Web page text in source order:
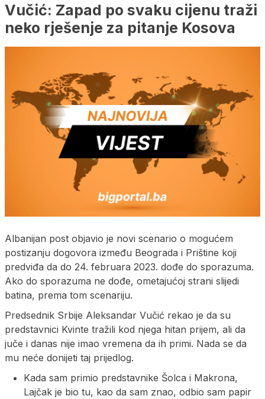
Vučić: Zapad po svaku cijenu traži
neko rješenje za pitanje Kosova
Albanijan post objavio je novi scenario o mogućem
postizanju dogovora između Beograda i Prištine koji
predviđa da do 24. februara 2023. dođe do sporazuma.
Ako do sporazuma ne dođe, ometajućoj strani slijedi
batina, prema tom scenariju.
Predsednik Srbije Aleksandar Vučić rekao je da su
predstavnici Kvinte tražili kod njega hitan prijem, ali da
juče i danas nije imao vremena da ih primi. Nada se da
mu neće donijeti taj prijedlog.
Kada sam primio predstavnike Šolca i Makrona,
Lajčak je bio tu, kao da sam znao, odbio sam papir